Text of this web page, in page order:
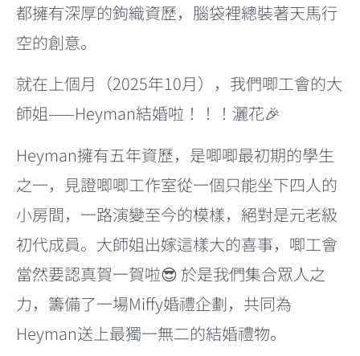
都擁有深厚的鉤織資歷，腦袋裡總裝著天馬行
空的創意。
就在上個月（2025年10月），我們唧工會的大
師姐——Heyman結婚啦！！！灑花🎉
Heyman擁有五年資歷，是唧唧最初期的學生
之一，見證唧唧工作室從一個只能坐下四人的
小房間，一路演變至今的模樣，絕對是元老級
初代成員。大師姐出嫁這樣大的喜事，唧工會
當然要認真賀一賀啦😎 於是我們集合眾人之
力，籌備了一場Miffy婚禮企劃，共同為
Heyman送上最獨一無二的結婚禮物。